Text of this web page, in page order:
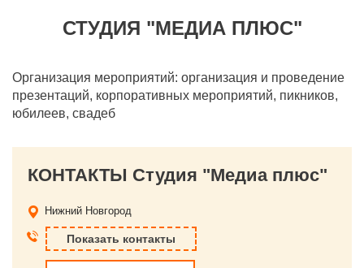
СТУДИЯ "МЕДИА ПЛЮС"
Организация мероприятий: организация и проведение
презентаций, корпоративных мероприятий, пикников,
юбилеев, свадеб
КОНТАКТЫ Студия "Медиа плюс"
Нижний Новгород
Показать контакты